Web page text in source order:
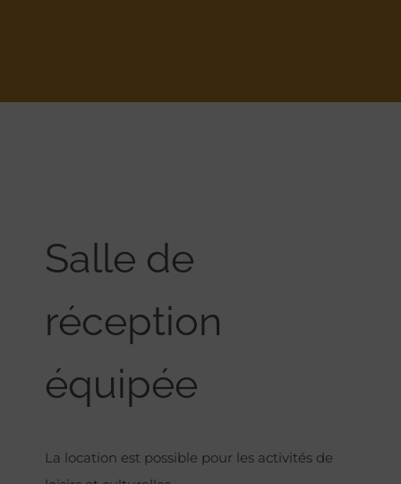
Salle de
réception
équipée
La location est possible pour les activités de